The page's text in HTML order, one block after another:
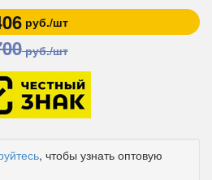
руб./шт
руб./шт
, чтобы узнать оптовую